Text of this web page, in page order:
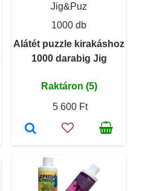
Jig&Puz
1000 db
Alátét puzzle kirakáshoz
1000 darabig Jig
Raktáron (5)
5 600 Ft